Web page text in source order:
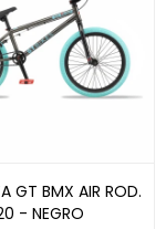
GT BMX AIR ROD.
- NEGRO